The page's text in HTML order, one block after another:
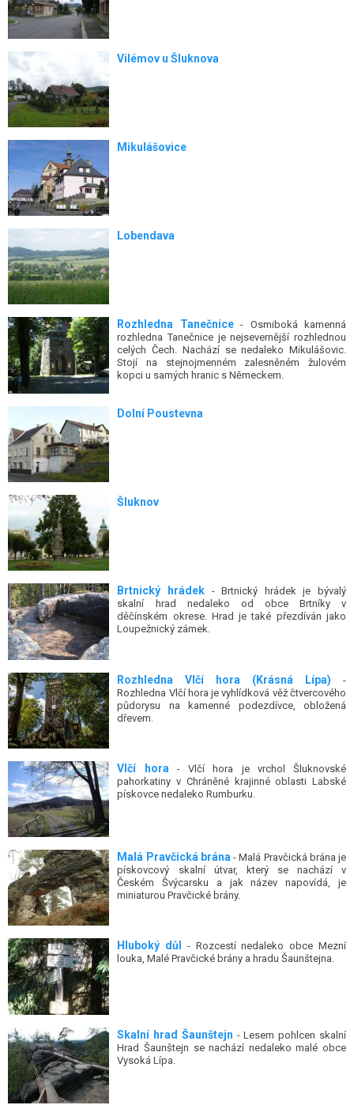
Vilémov u Šluknova
Mikulášovice
Lobendava
Rozhledna Tanečnice- Osmiboká kamenná
rozhledna Tanečnice je nejsevernější rozhlednou
celých Čech. Nachází se nedaleko Mikulášovic.
Stojí na stejnojmenném zalesněném žulovém
kopci u samých hranic s Německem.
Dolní Poustevna
Šluknov
Brtnický hrádek - Brtnický hrádek je bývalý
skalní hrad nedaleko od obce Brtníky v
děčínském okrese. Hrad je také přezdíván jako
Loupežnický zámek.
Rozhledna Vlčí hora (Krásná Lípa) -
Rozhledna Vlčí hora je vyhlídková věž čtvercového
půdorysu na kamenné podezdívce, obložená
dřevem.
Vlčí hora - Vlčí hora je vrchol Šluknovské
pahorkatiny v Chráněné krajinné oblasti Labské
pískovce nedaleko Rumburku.
Malá Pravčická brána- Malá Pravčická brána je
pískovcový skalní útvar, který se nachází v
Českém Švýcarsku a jak název napovídá, je
miniaturou Pravčické brány.
Hluboký důl
- Rozcestí nedaleko obce Mezní
louka, Malé Pravčické brány a hradu Šaunštejna.
Skalní hrad Šaunštejn - Lesem pohlcen skalní
Hrad Šaunštejn se nachází nedaleko malé obce
Vysoká Lípa.